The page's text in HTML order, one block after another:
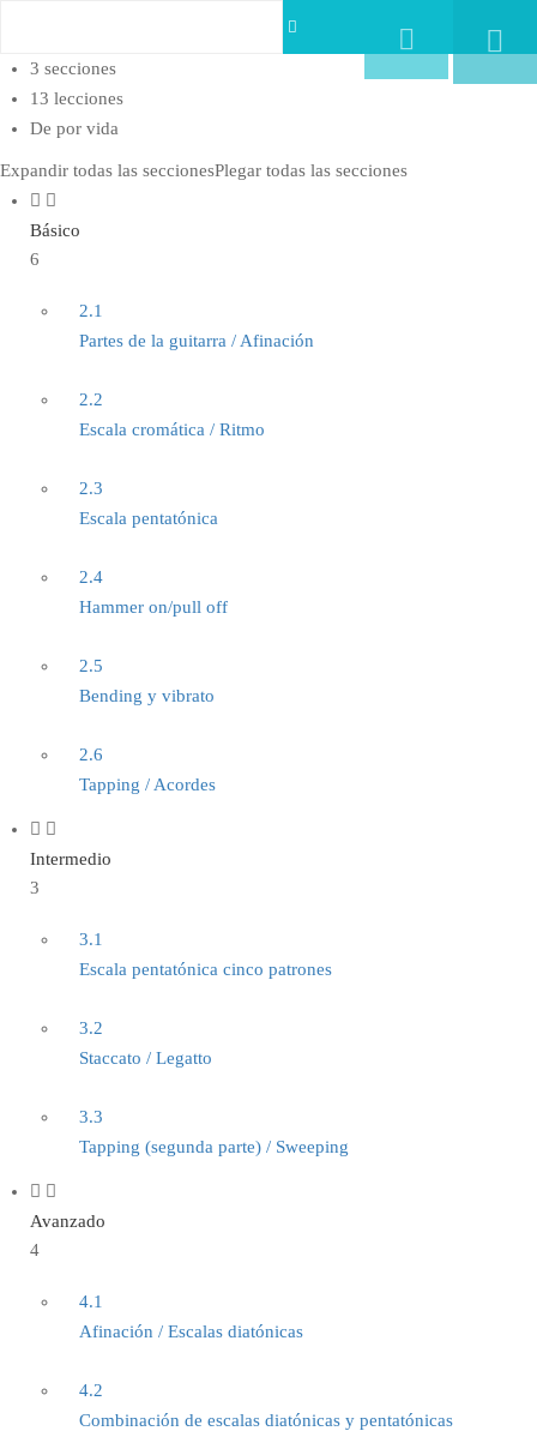
3 secciones
13 lecciones
De por vida
Expandir todas las seccionesPlegar todas las secciones
Básico
6
2.1
Partes de la guitarra / Afinación
2.2
Escala cromática / Ritmo
2.3
Escala pentatónica
2.4
Hammer on/pull off
2.5
Bending y vibrato
2.6
Tapping / Acordes
Intermedio
3
3.1
Escala pentatónica cinco patrones
3.2
Staccato / Legatto
3.3
Tapping (segunda parte) / Sweeping
Avanzado
4
4.1
Afinación / Escalas diatónicas
4.2
Combinación de escalas diatónicas y pentatónicas